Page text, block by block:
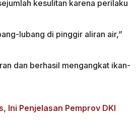
kesulitan karena perilaku
lubang di pinggir aliran air,”
dan berhasil mengangkat ikan-
Ini Penjelasan Pemprov DKI